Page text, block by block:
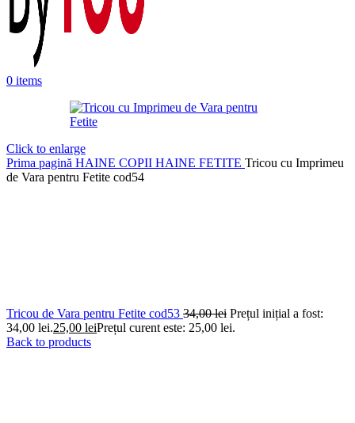
0 items
Click to enlarge
Prima pagină HAINE COPII HAINE FETITE Tricou cu Imprimeu
de Vara pentru Fetite cod54
Tricou de Vara pentru Fetite cod53 34,00lei Prețul inițial a fost:
34,00 lei.25,00 leiPrețul curent este: 25,00 lei.
Back to products